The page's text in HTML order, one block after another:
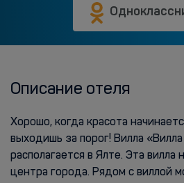
Описание отеля
Хорошо, когда красота
выходишь за порог! Вилла
располагается в Ялте. Эта вилла
центра города. Рядом с виллой